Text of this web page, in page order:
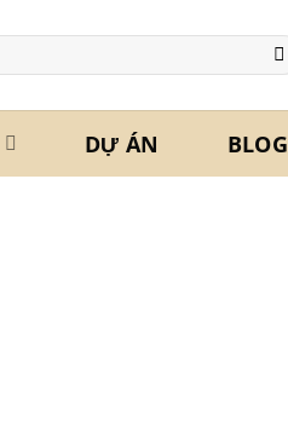
DỰ ÁN BLOG